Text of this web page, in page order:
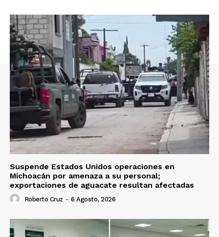
Suspende Estados Unidos operaciones en
Michoacán por amenaza a su personal;
exportaciones de aguacate resultan afectadas
Roberto Cruz - 6 Agosto, 2026